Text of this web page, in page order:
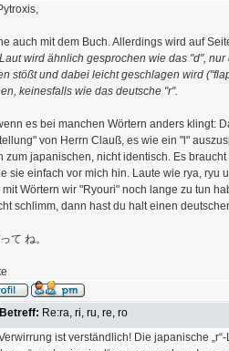
auch mit dem Buch. Allerdings wird auf
wird ähnlich gesprochen wie das "d",
stößt und dabei leicht geschlagen wird
keinesfalls wie das deutsche "r".
es bei manchen Wörtern anders klingt:
von Herrn Clauß, es wie ein "l"
zum japanischen, nicht identisch. Es
sie einfach vor mich hin. Laute wie rya, ryu
mit Wörtern wir "Ryouri" noch lange zu tun
schlimm, dann hast du halt einen
て ね。
Betreff: Re:ra, ri, ru, re, ro
ist verständlich! Die japanische